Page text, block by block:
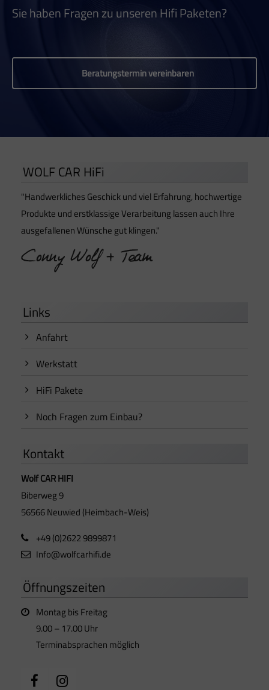
Sie haben Fragen zu unseren Hifi Paketen?
Beratungstermin vereinbaren
WOLF CAR HiFi
"Handwerkliches Geschick und viel Erfahrung, hochwertige
Produkte und erstklassige Verarbeitung lassen auch Ihre
ausgefallenen Wünsche gut klingen."
Links
Anfahrt
Werkstatt
HiFi Pakete
Noch Fragen zum Einbau?
Kontakt
Wolf CAR HIFI
Biberweg 9
56566 Neuwied (Heimbach-Weis)
+49 (0)2622 9899871
Info@wolfcarhifi.de
Öffnungszeiten
Montag bis Freitag
9.00 – 17.00 Uhr
Terminabsprachen möglich